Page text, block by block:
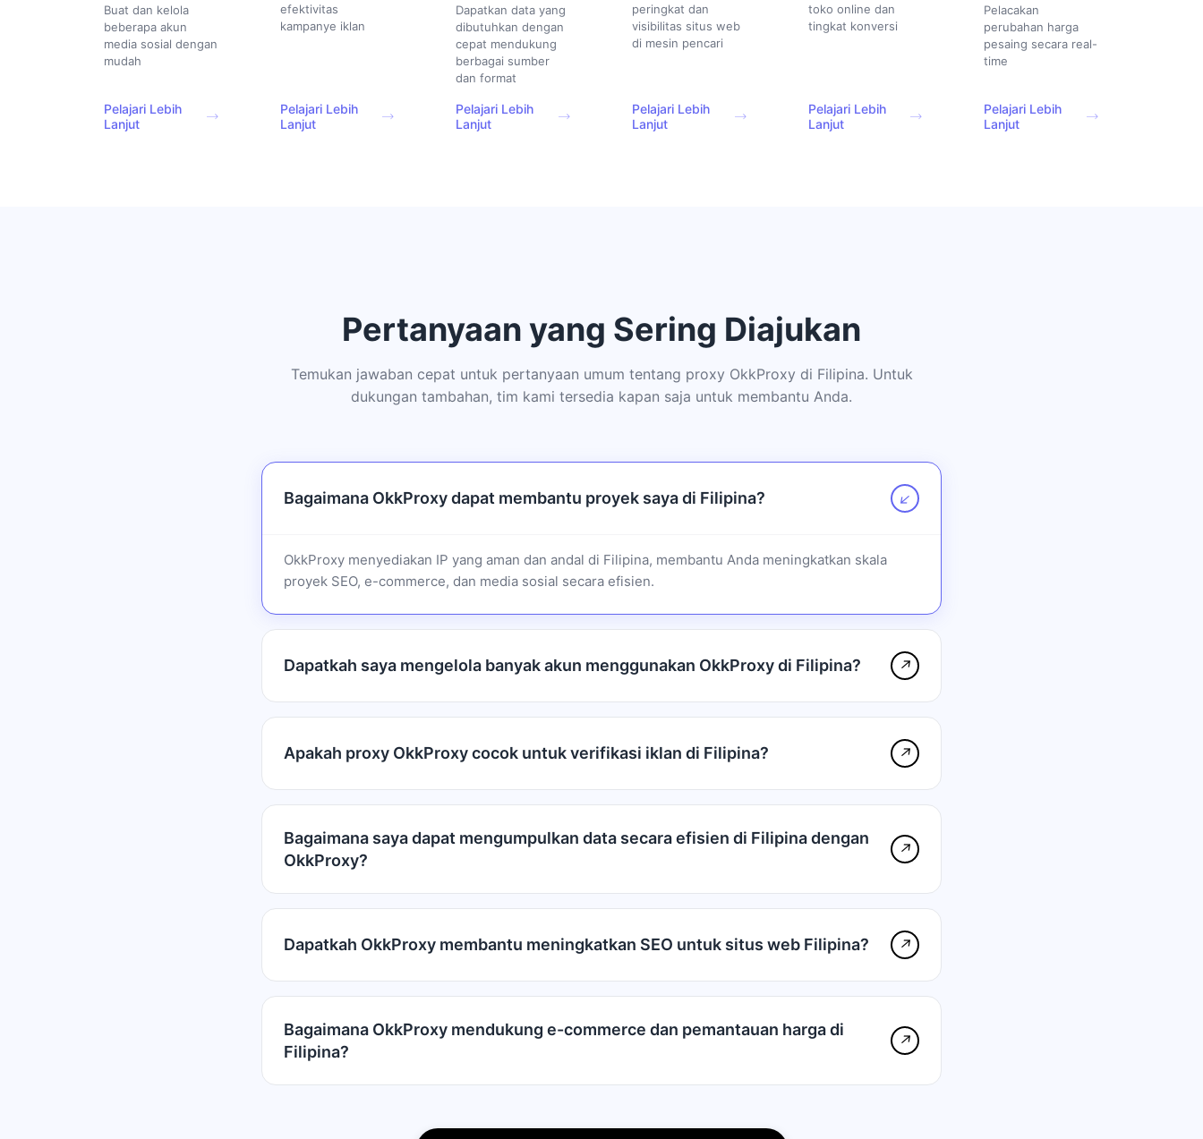
Buat dan kelola
beberapa akun
media sosial dengan
mudah
Pelajari Lebih
Lanjut
efektivitas
kampanye iklan
Pelajari Lebih
Lanjut
Dapatkan data yang
dibutuhkan dengan
cepat mendukung
berbagai sumber
dan format
Pelajari Lebih
Lanjut
peringkat dan
visibilitas situs web
di mesin pencari
Pelajari Lebih
Lanjut
toko online dan
tingkat konversi
Pelajari Lebih
Lanjut
Pelacakan
perubahan harga
pesaing secara real-
time
Pelajari Lebih
Lanjut
Pertanyaan yang Sering Diajukan
Temukan jawaban cepat untuk pertanyaan umum tentang proxy OkkProxy di Filipina. Untuk
dukungan tambahan, tim kami tersedia kapan saja untuk membantu Anda.
Bagaimana OkkProxy dapat membantu proyek saya di Filipina? ↗
OkkProxy menyediakan IP yang aman dan andal di Filipina, membantu Anda meningkatkan skala
proyek SEO, e-commerce, dan media sosial secara efisien.
Dapatkah saya mengelola banyak akun menggunakan OkkProxy di Filipina? ↗
Apakah proxy OkkProxy cocok untuk verifikasi iklan di Filipina? ↗
Bagaimana saya dapat mengumpulkan data secara efisien di Filipina dengan
OkkProxy?
↗
Dapatkah OkkProxy membantu meningkatkan SEO untuk situs web Filipina? ↗
Bagaimana OkkProxy mendukung e-commerce dan pemantauan harga di
Filipina?
↗